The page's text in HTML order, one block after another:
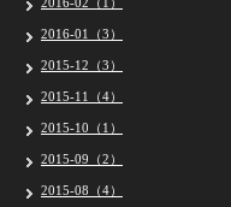
2016-01（3）
2015-12（3）
2015-11（4）
2015-10（1）
2015-09（2）
2015-08（4）